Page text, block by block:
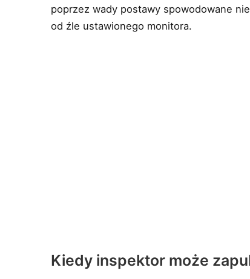
poprzez wady postawy spowodowane
od źle ustawionego monitora.
Kiedy inspektor może